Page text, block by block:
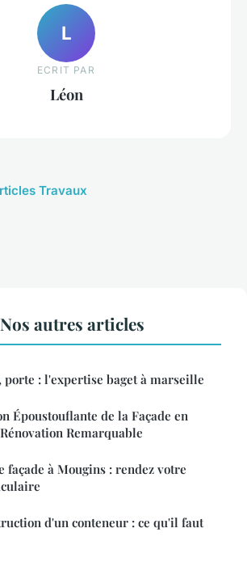
L
ECRIT PAR
Léon
Travaux
autres articles
porte : l'expertise baget à marseille
Époustouflante de la Façade en
Remarquable
façade à Mougins : rendez votre
d'un conteneur : ce qu'il faut